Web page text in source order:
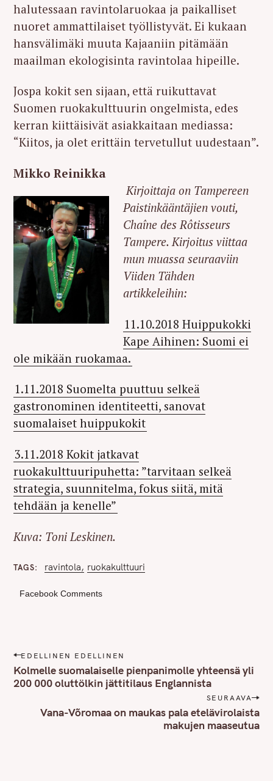
halutessaan ravintolaruokaa ja paikalliset
nuoret ammattilaiset työllistyvät. Ei kukaan
hansvälimäki muuta Kajaaniin pitämään
maailman ekologisinta ravintolaa hipeille.
Jospa kokit sen sijaan, että ruikuttavat
Suomen ruokakulttuurin ongelmista, edes
kerran kiittäisivät asiakkaitaan mediassa:
“Kiitos, ja olet erittäin tervetullut uudestaan”.
Mikko Reinikka
Kirjoittaja on Tampereen
Paistinkääntäjien vouti,
Chaîne des Rôtisseurs
Tampere. Kirjoitus viittaa
mun muassa seuraaviin
Viiden Tähden
artikkeleihin:
11.10.2018 Huippukokki
Kape Aihinen: Suomi ei
ole mikään ruokamaa.
1.11.2018 Suomelta puuttuu selkeä
gastronominen identiteetti, sanovat
suomalaiset huippukokit
3.11.2018 Kokit jatkavat
ruokakulttuuripuhetta: ”tarvitaan selkeä
strategia, suunnitelma, fokus siitä, mitä
tehdään ja kenelle”
Kuva: Toni Leskinen.
TAGS ravintola ruokakulttuuri
Facebook Comments
P
o
s
EDELLINEN EDELLINEN
Kolmelle suomalaiselle pienpanimolle yhteensä yli
200 000 oluttölkin jättitilaus Englannista
SEURAAVA
Vana-Võromaa on maukas pala etelävirolaista
makujen maaseutua